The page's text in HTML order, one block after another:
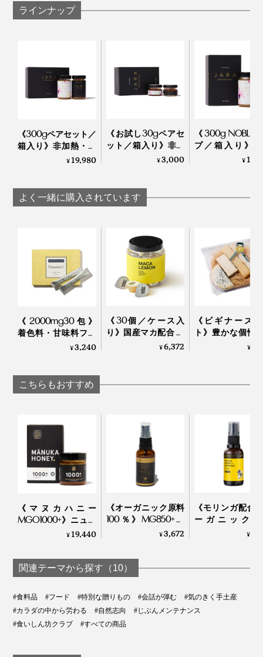
ラインナップ
《300gペアセット／
箱入り》非加熱・無
濾過 世界最古の採
チミツ｜JARA Honey
¥19,980
《お試し30gペアセ
ット／箱入り》非加
熱・無濾過 世界最
希少ハチミツ｜JARA
Honey
¥3,000
《300g NOBLE
プ／箱入り》
熱・無濾過 世
¥
よく一緒に購入されています
《2000mg30包》
着色料・甘味料フリ
ー、高純度VitaminC
¥3,240
《30個／ケース入
り》国産マカ配合 夜
はハイボール、朝は
¥6,372
《ビギナーズ
ト》豊かな個性
べやすさが両立
¥
こちらもおすすめ
《マヌカハニー
MGO1000+》ニュー
ジーランド政府認
ハニー（保証書付）
｜トゥルーハニー
¥19,440
《オーガニック原料
100％》MG850+マ
ヌカハニー配合、ア
ロポリス スプレー」
｜24 ORGANIC DAYS
¥3,672
《モリンガ配合
ーガニック
100％》
リーの「マヌカ
TAMAU×24
ORGANIC DAYS
¥
関連テーマから探す（10）
#食料品 #フード #特別な贈りもの #会話が弾む
#気のきく手土産
#カラダの中から労わる
#自然志向
#じぶんメンテナンス
#食いしん坊クラブ
#すべての商品